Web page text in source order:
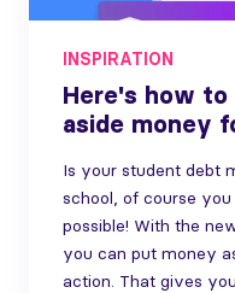
INSPIRATION
Here's how
aside money
Is your student debt
school, of course
possible! With the
you can put money
action. That gives